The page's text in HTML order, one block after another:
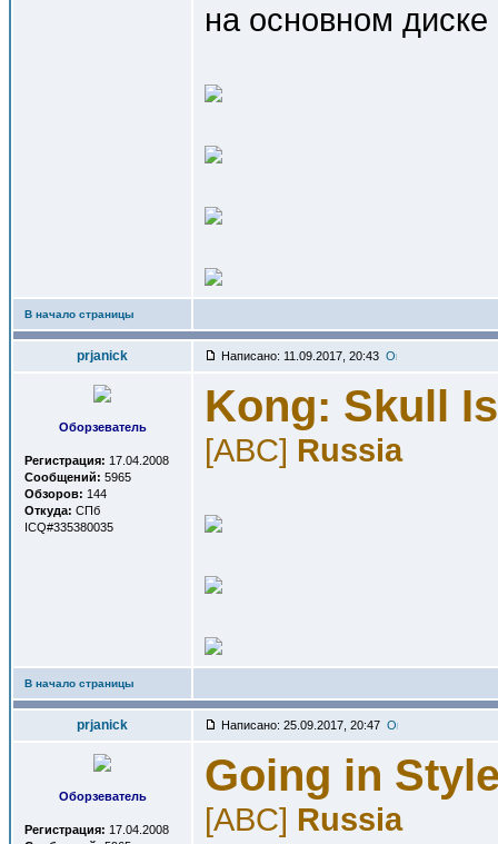
на основном
В начало страницы
prjanick Написано: 11.09.2017, 20:43
Оборзеватель
Регистрация: 17.04.2008
Сообщений: 5965
Обзоров: 144
Откуда: СПб
ICQ#335380035
Kong: Skull
[ABC] Russia
В начало страницы
prjanick Написано: 25.09.2017, 20:47
Оборзеватель
Регистрация: 17.04.2008
Going in
[ABC] Russia